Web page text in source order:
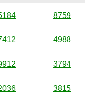
8759
4988
3794
3815